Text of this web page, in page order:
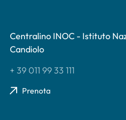
Centralino INOC - Istituto
Candiolo
+ 39 011 99 33 111
Prenota